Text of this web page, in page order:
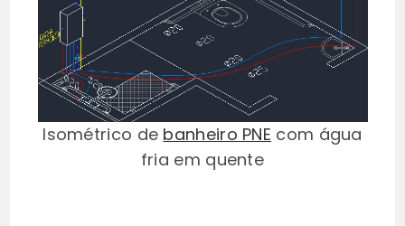
Isométrico de banheiro PNE com água
fria em quente